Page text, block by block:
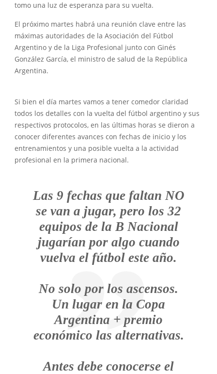
tomo una luz de esperanza para su vuelta.
El próximo martes habrá una reunión clave entre las
máximas autoridades de la Asociación del Fútbol
Argentino y de la Liga Profesional junto con Ginés
González García, el ministro de salud de la República
Argentina.
Si bien el día martes vamos a tener comedor claridad
todos los detalles con la vuelta del fútbol argentino y sus
respectivos protocolos, en las últimas horas se dieron a
conocer diferentes avances con fechas de inicio y los
entrenamientos y una posible vuelta a la actividad
profesional en la primera nacional.
Las 9 fechas que faltan NO
se van a jugar, pero los 32
equipos de la B Nacional
jugarían por algo cuando
vuelva el fútbol este año.
No solo por los ascensos.
Un lugar en la Copa
Argentina + premio
económico las alternativas.
Antes debe conocerse el